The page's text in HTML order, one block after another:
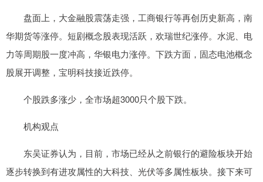
盘面上，大金融股震荡走强，工商银行等再创历史新高，南
华期货等涨停。短剧概念股表现活跃，欢瑞世纪涨停。水泥、电
力等周期股一度冲高，华银电力涨停。下跌方面，固态电池概念
股展开调整，宝明科技接近跌停。
个股跌多涨少，全市场超3000只个股下跌。
机构观点
东吴证券认为，目前，市场已经从之前银行的避险板块开始
逐步转换到有进攻属性的大科技、光伏等多属性板块。接下来可